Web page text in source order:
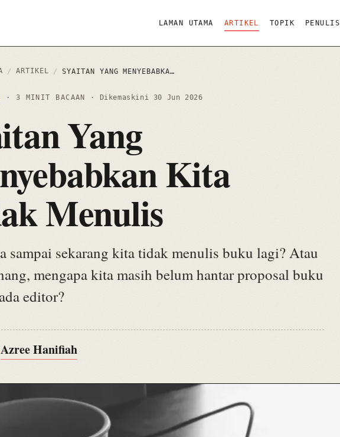
LAMAN UTAMA ARTIKEL TOPIK PENULIS
/ ARTIKEL / SYAITAN YANG MENYEBABKAN KITA TIDAK MENULIS
· 3 MINIT BACAAN · Dikemaskini 30 Jun 2026
Yang
Kita
Menulis
sampai sekarang kita tidak menulis buku lagi? Atau
mengapa kita masih belum hantar proposal buku
editor?
Azree Hanifiah